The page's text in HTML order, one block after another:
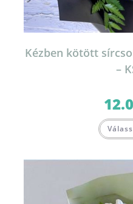
Kézben kötött
–